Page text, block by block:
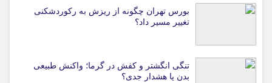
بورس تهران چگونه از ریزش به رکوردشکنی
تغییر مسیر داد؟
تنگی انگشتر و کفش در گرما؛ واکنش طبیعی
بدن یا هشدار جدی؟